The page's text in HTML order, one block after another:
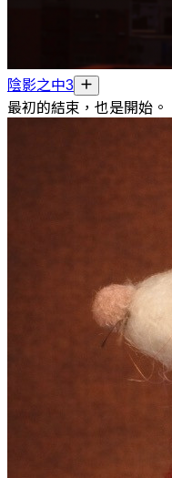
陰影之中3
最初的結束，也是開始。